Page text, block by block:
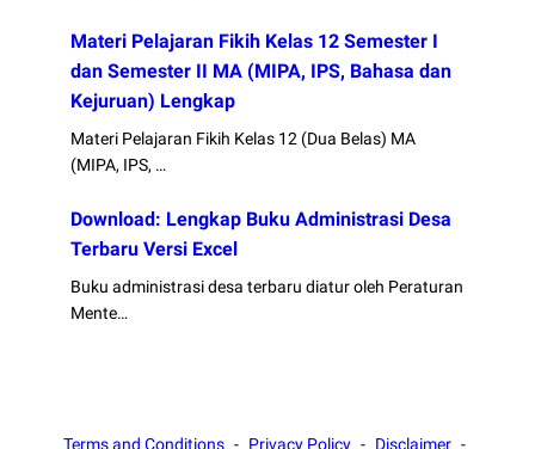
Materi Pelajaran Fikih Kelas 12 Semester I
dan Semester II MA (MIPA, IPS, Bahasa dan
Kejuruan) Lengkap
Materi Pelajaran Fikih Kelas 12 (Dua Belas) MA
(MIPA, IPS, …
Download: Lengkap Buku Administrasi Desa
Terbaru Versi Excel
Buku administrasi desa terbaru diatur oleh Peraturan
Mente…
Terms and Conditions Privacy Policy Disclaimer